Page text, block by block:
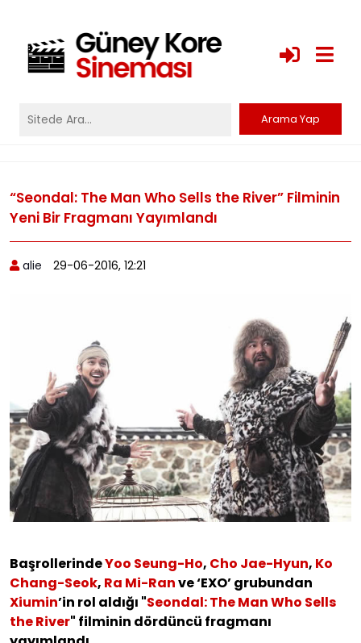
“Seondal: The Man Who Sells the River” Filminin
Yeni Bir Fragmanı Yayımlandı
alie 29-06-2016, 12:21
BaşrollerindeYoo Seung-Ho, Cho Jae-Hyun, Ko
Chang-Seok, Ra Mi-Ranve ‘EXO’ grubundan
Xiumin’in rol aldığı "Seondal: The Man Who Sells
the River" filminin dördüncü fragmanı